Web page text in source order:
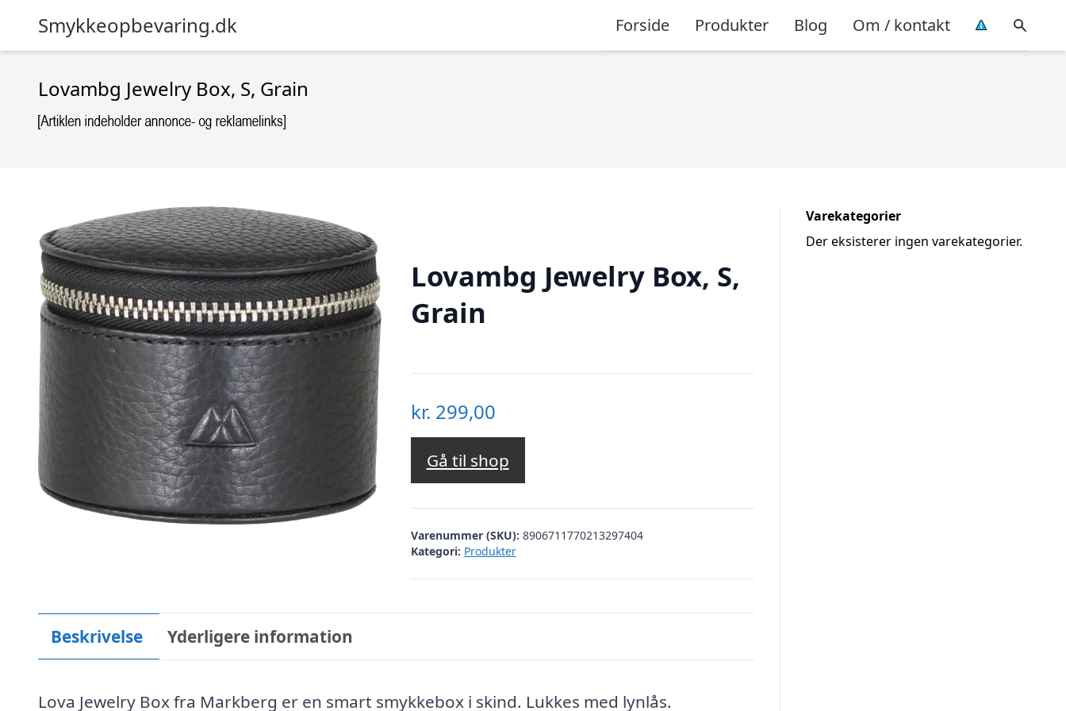
Smykkeopbevaring.dk Forside Produkter Blog Om / kontakt
Lovambg Jewelry Box, S, Grain
Lovambg Jewelry Box, S,
Grain
kr. 299,00
Gå til shop
Varenummer (SKU): 8906711770213297404
Kategori: Produkter
Beskrivelse Yderligere information
Lova Jewelry Box fra Markberg er en smart smykkebox i skind. Lukkes med lynlås.
Varekategorier
Der eksisterer ingen varekategorier.